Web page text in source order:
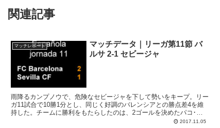
関連記事
マッチレポート
マッチデータ｜リーガ第11節 バ
ルサ 2-1 セビージャ
雨降るカンプノウで、危険なセビージャを下して勢いをキープ。リー
ガ11試合で10勝1分とし、同じく好調のバレンシアとの勝点差4を維
持した。チームに勝利をもたらしたのは、2ゴールを決めたパコ･ア
ルカセル。監督に与えられたチャンスをきっちり活かし結果を残し
2017.11.05